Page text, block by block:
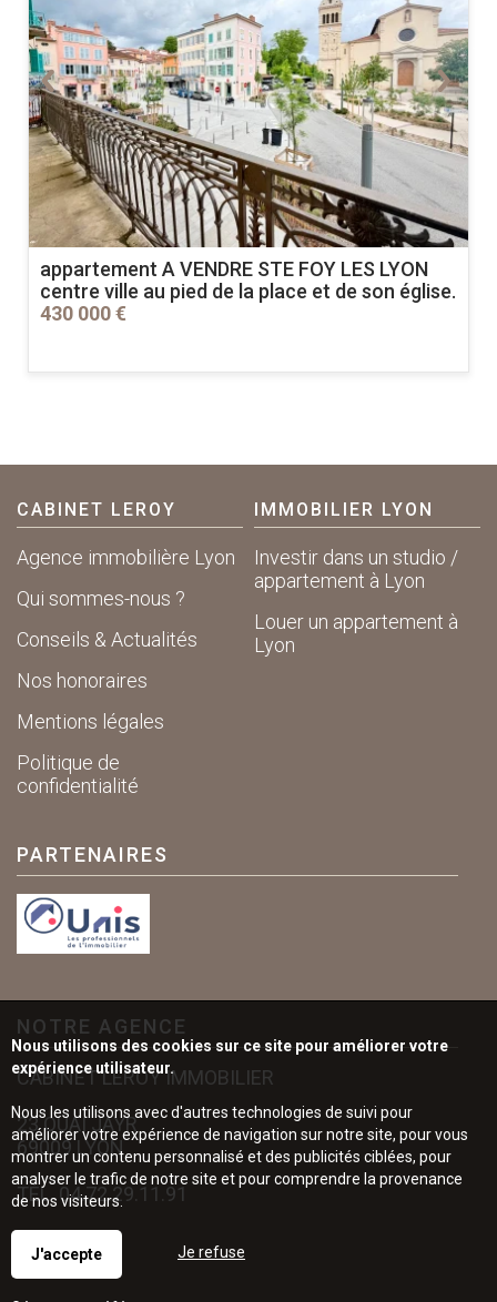
appartement A VENDRE STE FOY LES LYON
centre ville au pied de la place et de son église.
430 000 €
CABINET LEROY
Agence immobilière Lyon
Qui sommes-nous ?
Conseils & Actualités
Nos honoraires
Mentions légales
Politique de
confidentialité
IMMOBILIER LYON
Investir dans un studio /
appartement à Lyon
Louer un appartement à
Lyon
PARTENAIRES
NOTRE AGENCE
CABINET LEROY IMMOBILIER
23 QUAI JAYR
69009 LYON
TÉL.04.72.29.11.91
Nous utilisons des cookies sur ce site pour améliorer votre
expérience utilisateur.
Nous les utilisons avec d'autres technologies de suivi pour
améliorer votre expérience de navigation sur notre site, pour vous
montrer un contenu personnalisé et des publicités ciblées, pour
analyser le trafic de notre site et pour comprendre la provenance
de nos visiteurs.
J'accepte Je refuse